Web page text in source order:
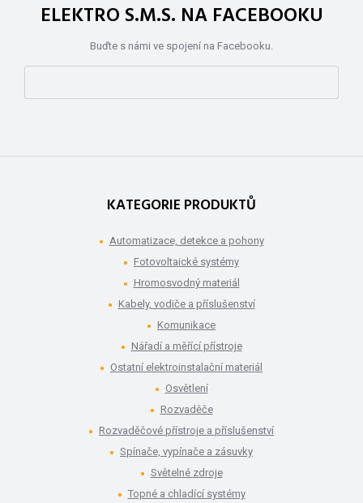
ELEKTRO S.M.S. NA FACEBOOKU
Buďte s námi ve spojení na Facebooku.
KATEGORIE PRODUKTŮ
Automatizace, detekce a pohony
Fotovoltaické systémy
Hromosvodný materiál
Kabely, vodiče a příslušenství
Komunikace
Nářadí a měřící přístroje
Ostatní elektroinstalační materiál
Osvětlení
Rozvaděče
Rozvaděčové přístroje a příslušenství
Spínače, vypínače a zásuvky
Světelné zdroje
Topné a chladící systémy